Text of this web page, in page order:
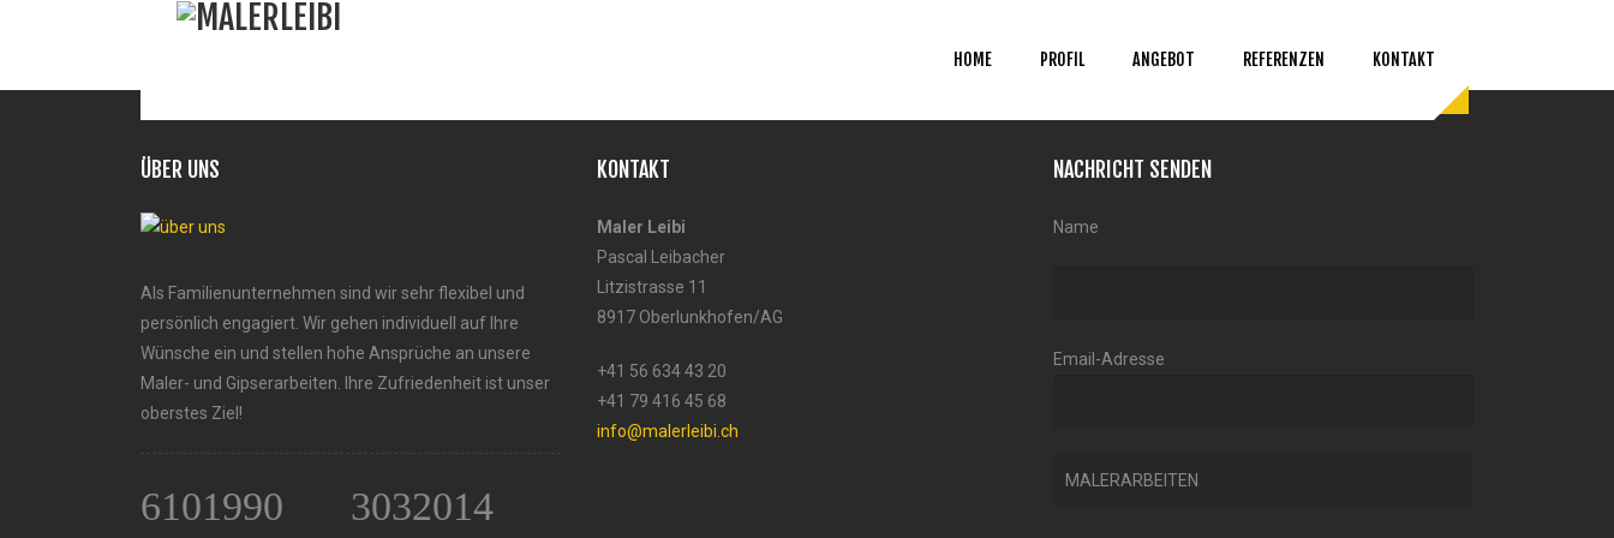
HOME PROFIL ANGEBOT REFERENZEN KONTAKT
ÜBER UNS
Als Familienunternehmen sind wir sehr flexibel und
persönlich engagiert. Wir gehen individuell auf Ihre
Wünsche ein und stellen hohe Ansprüche an unsere
Maler- und Gipserarbeiten. Ihre Zufriedenheit ist unser
oberstes Ziel!
6101990 3032014
KONTAKT
Maler Leibi
Pascal Leibacher
Litzistrasse 11
8917 Oberlunkhofen/AG
+41 56 634 43 20
+41 79 416 45 68
info@malerleibi.ch
NACHRICHT SENDEN
Name
Email-Adresse